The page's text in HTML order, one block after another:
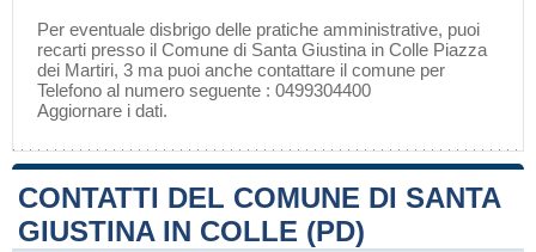
Per eventuale disbrigo delle pratiche amministrative, puoi
recarti presso il Comune di Santa Giustina in Colle Piazza
dei Martiri, 3 ma puoi anche contattare il comune per
Telefono al numero seguente : 0499304400
Aggiornare i dati.
CONTATTI DEL COMUNE DI SANTA
GIUSTINA IN COLLE (PD)